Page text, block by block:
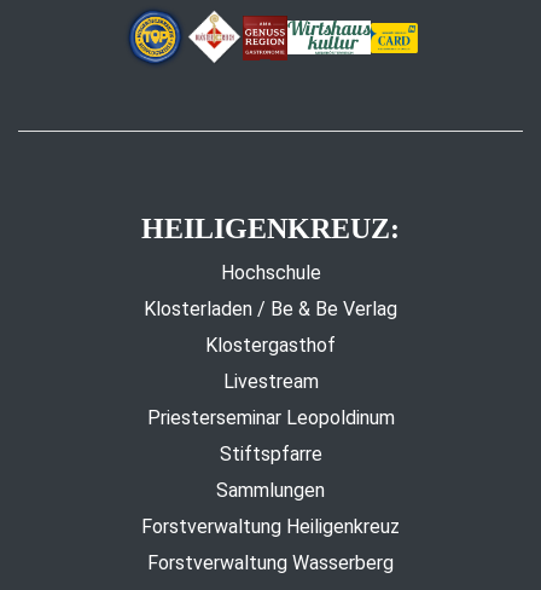
HEILIGENKREUZ:
Hochschule
Klosterladen / Be & Be Verlag
Klostergasthof
Livestream
Priesterseminar Leopoldinum
Stiftspfarre
Sammlungen
Forstverwaltung Heiligenkreuz
Forstverwaltung Wasserberg